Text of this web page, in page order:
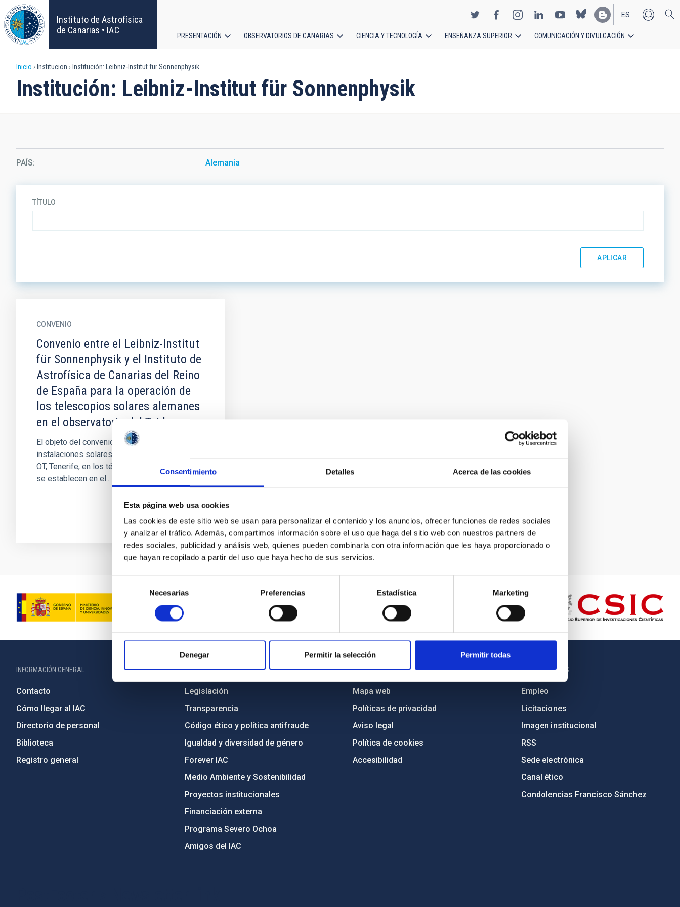
Consentimiento Detalles Acerca de las cookies
Esta página web usa cookies
Las cookies de este sitio web se usan para personalizar el contenido y los anuncios, ofrecer funciones de redes sociales
y analizar el tráfico. Además, compartimos información sobre el uso que haga del sitio web con nuestros partners de
redes sociales, publicidad y análisis web, quienes pueden combinarla con otra información que les haya proporcionado o
que hayan recopilado a partir del uso que haya hecho de sus servicios.
de
consentimiento
Necesarias Preferencias Estadística Marketing
Denegar Permitir la selección Permitir todas
Pasar
al
contenido
principal
Instituto de Astrofísica
de Canarias • IAC
EN
ES
principal
PRESENTACIÓN OBSERVATORIOS DE CANARIAS CIENCIA Y TECNOLOGÍA ENSEÑANZA SUPERIOR COMUNICACIÓN Y DIVULGACIÓN
Sobrescribir
enlaces
a
la
navegación
Inicio Institucion Institución: Leibniz-Institut für Sonnenphysik
Institución: Leibniz-Institut für Sonnenphysik
PAÍS Alemania
TÍTULO
CONVENIO
Convenio entre el Leibniz-Institut
für Sonnenphysik y el Instituto de
Astrofísica de Canarias del Reino
de España para la operación de
los telescopios solares alemanes
en el observatorio del Teide
El objeto del convenio es la operación de las
instalaciones solares alemanas erigidas en el
OT, Tenerife, en los términos y condiciones que
se establecen en el...
INFORMACIÓN GENERAL
Contacto
Cómo llegar al IAC
Directorio de personal
Biblioteca
Registro general
INFORMACIÓN INSTITUCIONAL
Legislación
Transparencia
Código ético y política antifraude
Igualdad y diversidad de género
Forever IAC
Medio Ambiente y Sostenibilidad
Proyectos institucionales
Financiación externa
Programa Severo Ochoa
Amigos del IAC
PORTAL DEL IAC
Mapa web
Políticas de privacidad
Aviso legal
Política de cookies
Accesibilidad
OTROS ENLACES
Empleo
Licitaciones
Imagen institucional
RSS
Sede electrónica
Canal ético
Condolencias Francisco Sánchez